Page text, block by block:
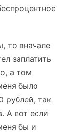
то вначале
заплатить
а том
было
рублей, так
А вот если
бы и